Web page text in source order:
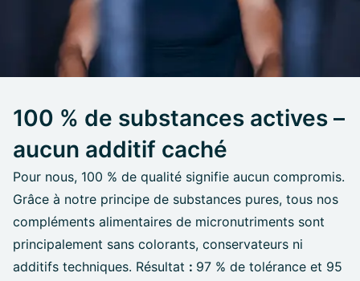
100 % de substances actives –
aucun additif caché
Pour nous, 100 % de qualité signifie aucun compromis.
Grâce à notre principe de substances pures, tous nos
compléments alimentaires de micronutriments sont
principalement sans colorants, conservateurs ni
additifs techniques. Résultat : 97 % de tolérance et 95